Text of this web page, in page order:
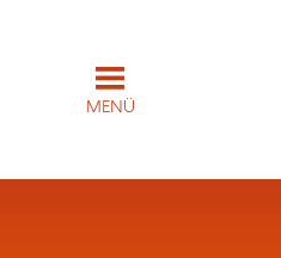
MENÜ